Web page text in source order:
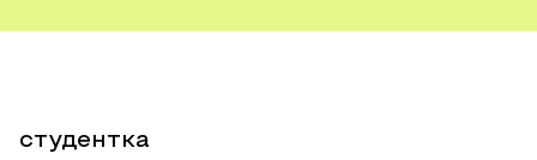
студентка